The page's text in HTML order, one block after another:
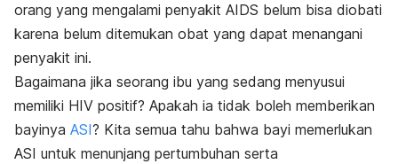
orang yang mengalami penyakit AIDS belum bisa diobati
karena belum ditemukan obat yang dapat menangani
penyakit ini.
Bagaimana jika seorang ibu yang sedang menyusui
memiliki HIV positif? Apakah ia tidak boleh memberikan
bayinya ASI? Kita semua tahu bahwa bayi memerlukan
ASI untuk menunjang pertumbuhan serta